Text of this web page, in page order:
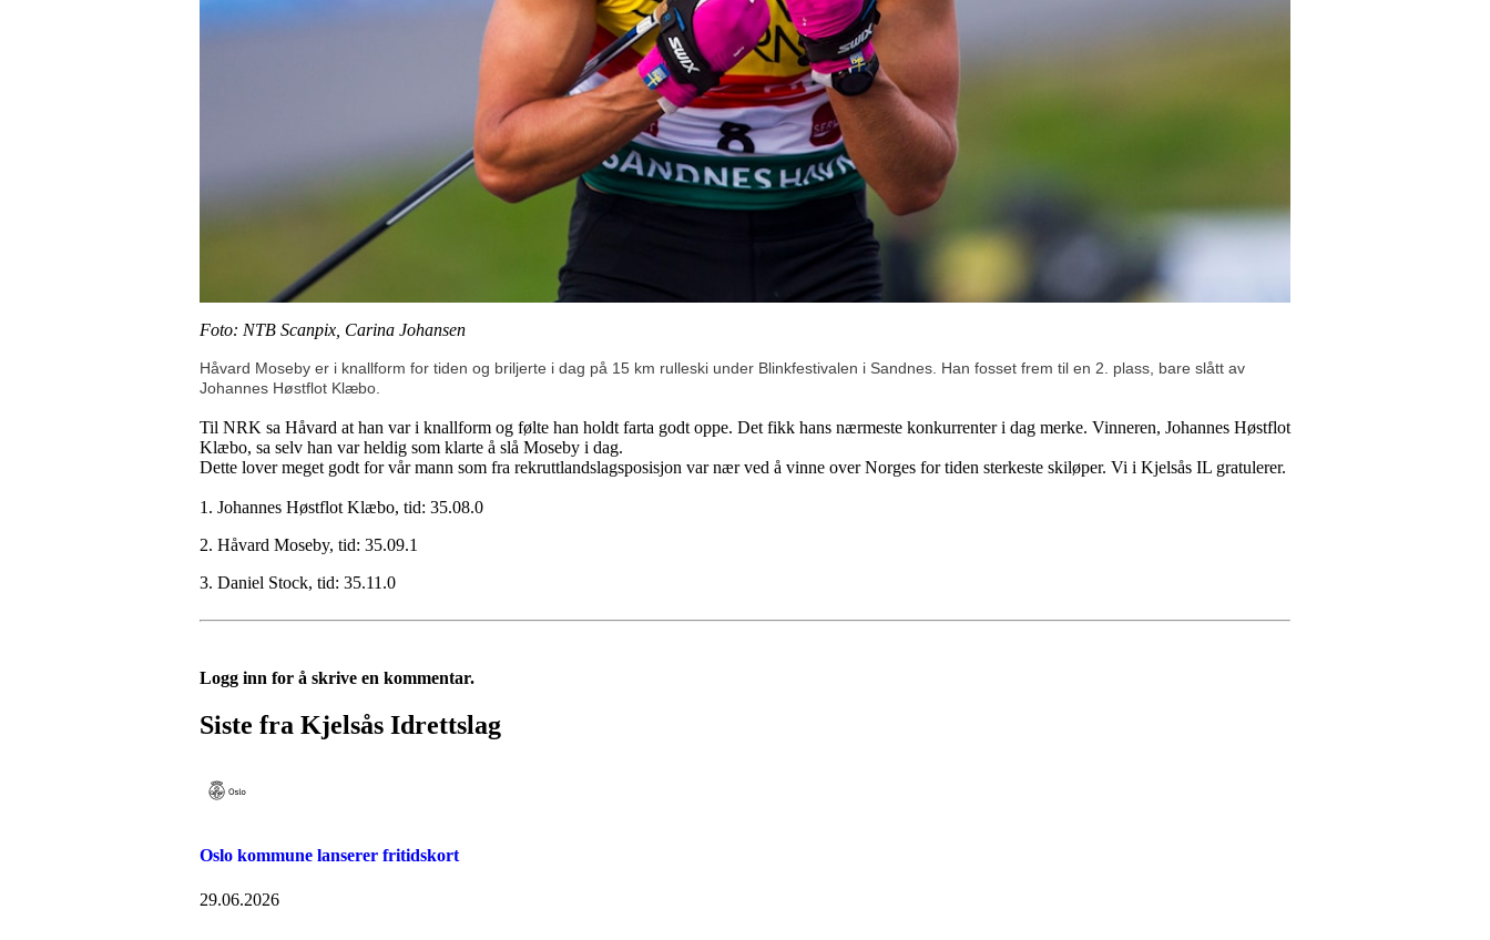
Foto: NTB Scanpix, Carina Johansen
Håvard Moseby er i knallform for tiden og briljerte i dag på 15 km rulleski under Blinkfestivalen i Sandnes. Han fosset frem til en 2. plass, bare slått av
Johannes Høstflot Klæbo.
Til NRK sa Håvard at han var i knallform og følte han holdt farta godt oppe. Det fikk hans nærmeste konkurrenter i dag merke. Vinneren, Johannes Høstflot
Klæbo, sa selv han var heldig som klarte å slå Moseby i dag.
Dette lover meget godt for vår mann som fra rekruttlandslagsposisjon var nær ved å vinne over Norges for tiden sterkeste skiløper. Vi i Kjelsås IL gratulerer.
1. Johannes Høstflot Klæbo, tid: 35.08.0
2. Håvard Moseby, tid: 35.09.1
3. Daniel Stock, tid: 35.11.0
Logg inn for å skrive en kommentar.
Siste fra Kjelsås Idrettslag
Oslo kommune lanserer fritidskort
29.06.2026